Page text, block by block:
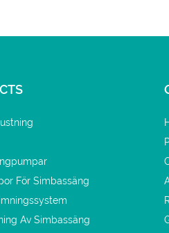
För Simbassäng
Av Simbassäng